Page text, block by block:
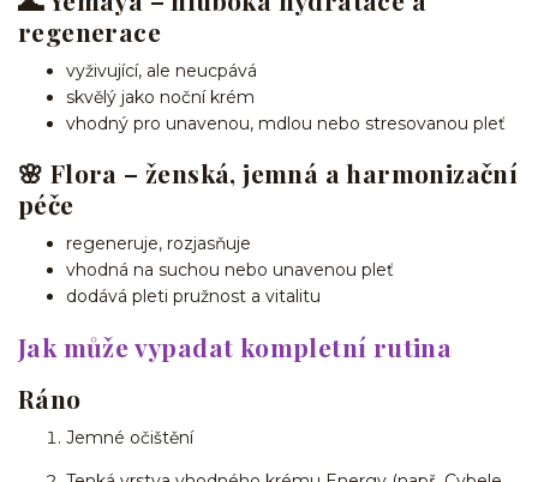
regenerace
vyživující, ale neucpává
skvělý jako noční krém
vhodný pro unavenou, mdlou nebo stresovanou pleť
🌸 Flora – ženská, jemná a harmonizační
péče
regeneruje, rozjasňuje
vhodná na suchou nebo unavenou pleť
dodává pleti pružnost a vitalitu
Jak může vypadat kompletní rutina
Ráno
Jemné očištění